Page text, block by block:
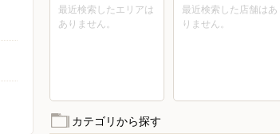
最近検索したエリアは
ありません。
最近検索した店舗はあ
りません。
カテゴリから探す